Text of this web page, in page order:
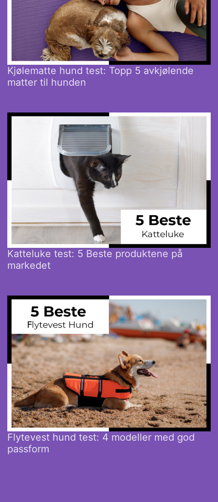
Kjølematte hund test: Topp 5 avkjølende
matter til hunden
Katteluke test: 5 Beste produktene på
markedet
Flytevest hund test: 4 modeller med god
passform